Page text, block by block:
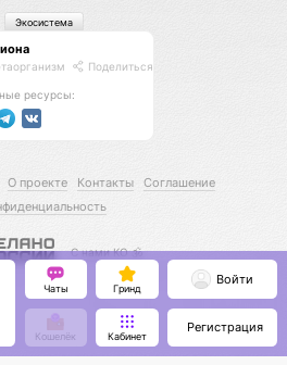
Поделиться
ресурсы:
Экосистема
О проекте Контакты
Соглашение
С нами КО 🕉️
Чаты Гринд
Кошелёк Кабинет
Войти
Регистрация